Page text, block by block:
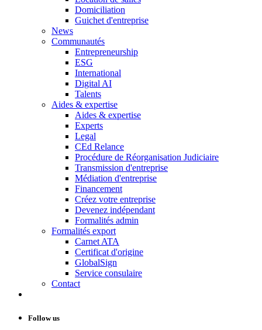
Domiciliation
Guichet d'entreprise
News
Communautés
Entrepreneurship
ESG
International
Digital AI
Talents
Aides & expertise
Aides & expertise
Experts
Legal
CEd Relance
Procédure de Réorganisation Judiciaire
Transmission d'entreprise
Médiation d'entreprise
Financement
Créez votre entreprise
Devenez indépendant
Formalités admin
Formalités export
Carnet ATA
Certificat d'origine
GlobalSign
Service consulaire
Contact
Follow us